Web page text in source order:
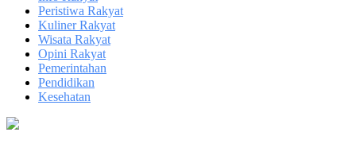
Peristiwa Rakyat
Kuliner Rakyat
Wisata Rakyat
Opini Rakyat
Pemerintahan
Pendidikan
Kesehatan